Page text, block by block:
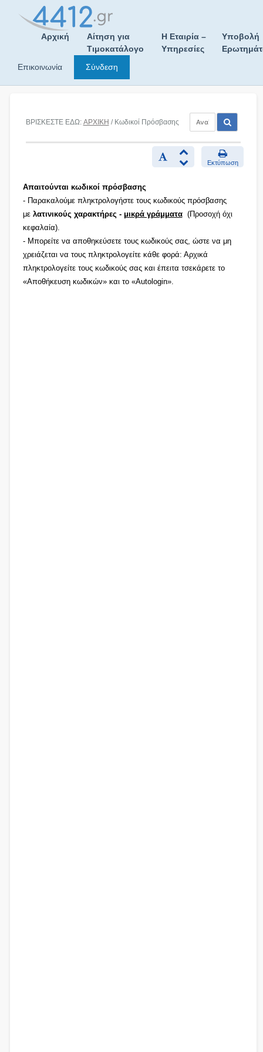
Αρχική
Αίτηση για
Τιμοκατάλογο
Η Εταιρία –
Υπηρεσίες
Υποβολή
Επικοινωνία
Σύνδεση
ΒΡΙΣΚΕΣΤΕ ΕΔΩ: ΑΡΧΙΚΗ / Κωδικοί Πρόσβασης
Εκτύπωση
Απαιτούνται κωδικοί πρόσβασης
- Παρακαλούμε πληκτρολογήστε τους κωδικούς πρόσβασης
με λατινικούς χαρακτήρες - μικρά γράμματα(Προσοχή όχι
κεφαλαία).
- Μπορείτε να αποθηκεύσετε τους κωδικούς σας, ώστε να μη
χρειάζεται να τους πληκτρολογείτε κάθε φορά: Αρχικά
πληκτρολογείτε τους κωδικούς σας και έπειτα τσεκάρετε το
«Αποθήκευση κωδικών» και το «Autologin».